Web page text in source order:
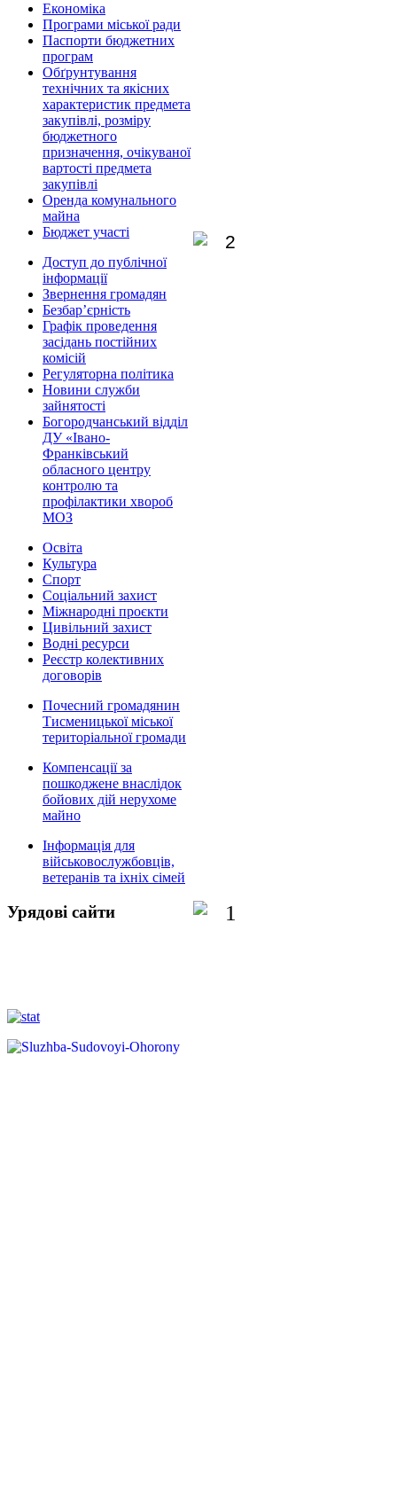
Економіка
Програми міської ради
Паспорти бюджетних
програм
Обґрунтування
технічних та якісних
характеристик предмета
закупівлі, розміру
бюджетного
призначення, очікуваної
вартості предмета
закупівлі
Оренда комунального
майна
Бюджет участі
Доступ до публічної
інформації
Звернення громадян
Безбар’єрність
Графік проведення
засідань постійних
комісій
Регуляторна політика
Новини служби
зайнятості
Богородчанський відділ
ДУ «Івано-
Франківський
обласного центру
контролю та
профілактики хвороб
МОЗ
Освіта
Культура
Спорт
Соціальний захист
Міжнародні проєкти
Цивільний захист
Водні ресурси
Реєстр колективних
договорів
Почесний громадянин
Тисменицької міської
територіальної громади
Компенсації за
пошкоджене внаслідок
бойових дій нерухоме
майно
Інформація для
військовослужбовців,
ветеранів та іхніх сімей
Урядові сайти